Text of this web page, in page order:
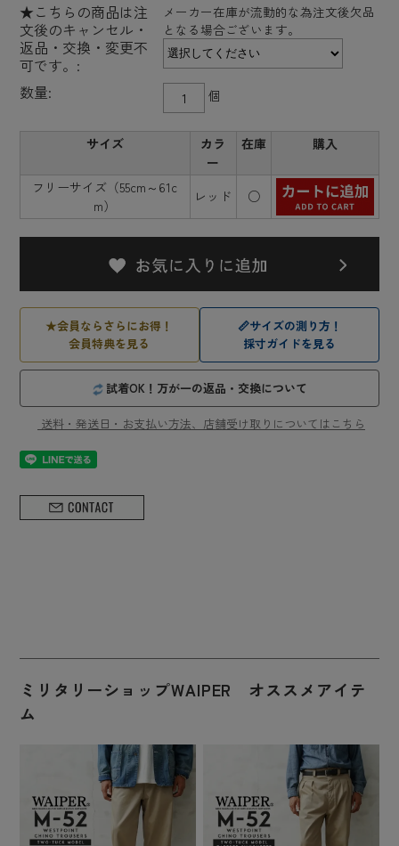
★こちらの商品は注
文後のキャンセル・
返品・交換・変更不
可です。:
メーカー在庫が流動的な為注文後欠品
となる場合ございます。
数量: 個
サイズ
カラ
ー
在庫 購入
フリーサイズ（55cm～61c
m）
レッド ○
★会員ならさらにお得！
会員特典を見る
📏サイズの測り方！
採寸ガイドを見る
試着OK！万が一の返品・交換について
送料・発送日・お支払い方法、店舗受け取りについてはこちら
ミリタリーショップWAIPER オススメアイテ
ム